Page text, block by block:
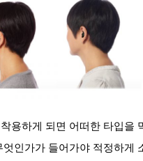
용하게 되면 어떠한 타입을
엇인가가 들어가야 적정하게